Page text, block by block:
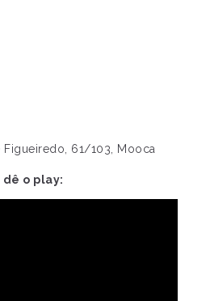
Figueiredo, 61/103, Mooca
dê o play: